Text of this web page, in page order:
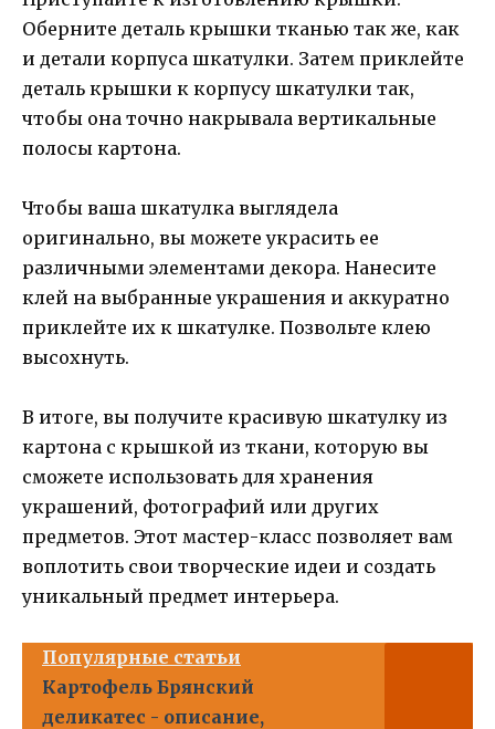
Оберните деталь крышки тканью так же, как
и детали корпуса шкатулки. Затем приклейте
деталь крышки к корпусу шкатулки так,
чтобы она точно накрывала вертикальные
полосы картона.
Чтобы ваша шкатулка выглядела
оригинально, вы можете украсить ее
различными элементами декора. Нанесите
клей на выбранные украшения и аккуратно
приклейте их к шкатулке. Позвольте клею
высохнуть.
В итоге, вы получите красивую шкатулку из
картона с крышкой из ткани, которую вы
сможете использовать для хранения
украшений, фотографий или других
предметов. Этот мастер-класс позволяет вам
воплотить свои творческие идеи и создать
уникальный предмет интерьера.
Популярные статьи
Картофель Брянский
деликатес - описание,